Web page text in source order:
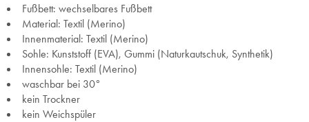
Fußbett: wechselbares Fußbett
Material: Textil (Merino)
Innenmaterial: Textil (Merino)
Sohle: Kunststoff (EVA), Gummi (Naturkautschuk, Synthetik)
Innensohle: Textil (Merino)
waschbar bei 30°
kein Trockner
kein Weichspüler